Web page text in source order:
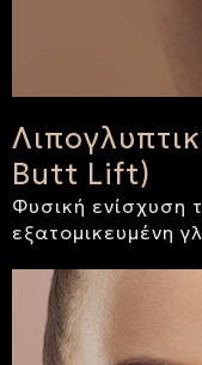
Butt Lift)
Φυσική ενίσχυση
εξατομικευμένη